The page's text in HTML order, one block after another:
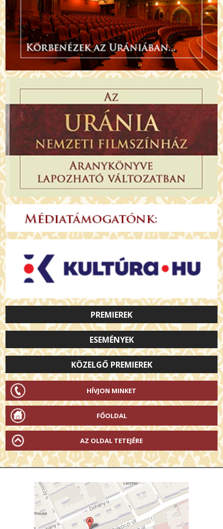
PREMIEREK
ESEMÉNYEK
KÖZELGŐ PREMIEREK
HÍVJON MINKET
FŐOLDAL
AZ OLDAL TETEJÉRE